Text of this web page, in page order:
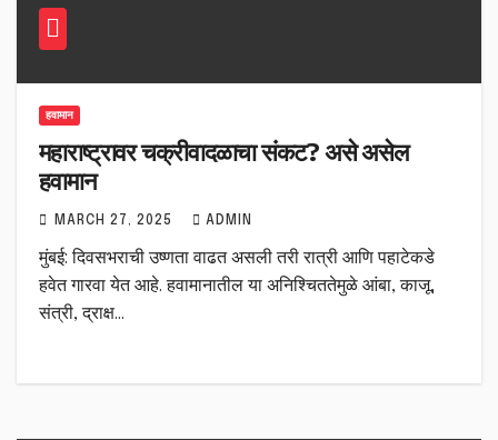
हवामान
महाराष्ट्रावर चक्रीवादळाचा संकट? असे असेल
हवामान
MARCH 27, 2025 ADMIN
मुंबई: दिवसभराची उष्णता वाढत असली तरी रात्री आणि पहाटेकडे
हवेत गारवा येत आहे. हवामानातील या अनिश्चिततेमुळे आंबा, काजू,
संत्री, द्राक्ष…